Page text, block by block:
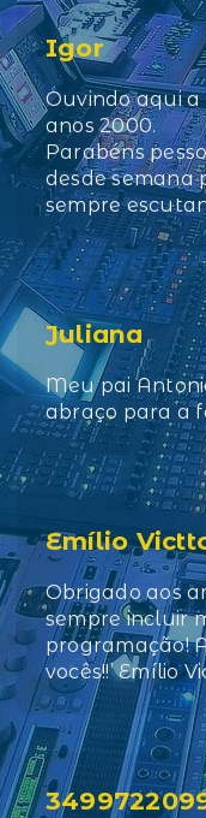
Igor
Ouvindo aqui
anos 2000.
Parabéns
desde semana
sempre
Juliana
Meu pai
abraço para a
Emílio
Obrigado aos
sempre incluir
programação!
vocês!!’ Emílio